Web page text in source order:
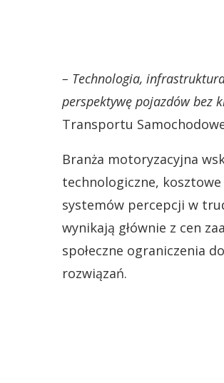
– Technologia,
perspektywę pojazdów bez
Transportu
Branża motoryzacyjna
technologiczne,
systemów percepcji w
wynikają głównie z cen
społeczne ograniczenia
rozwiązań.